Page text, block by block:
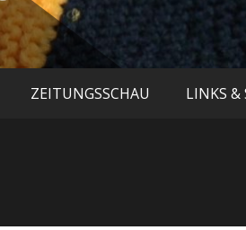
ZEITUNGSSCHAU LINKS &